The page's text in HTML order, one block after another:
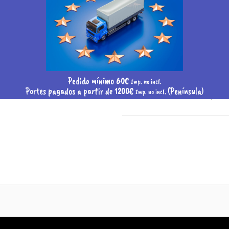
Pedido mínimo 60€ Imp. no incl.
Portes pagados a partir de 1200€ Imp. no incl. (Península)
1469 - Velón
Velón oración con aceite para